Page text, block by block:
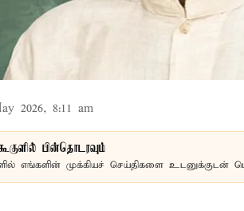
2026, 8:11 am
பின்தொடரவும்
எங்களின் முக்கியச் செய்திகளை உடனுக்குடன்